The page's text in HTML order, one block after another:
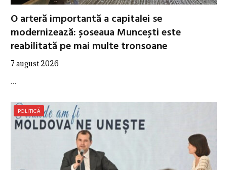
O arteră importantă a capitalei se
modernizează: șoseaua Muncești este
reabilitată pe mai multe tronsoane
7 august 2026
…
POLITICĂ